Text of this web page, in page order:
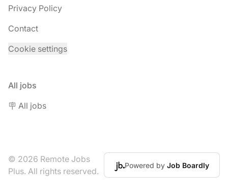
Privacy Policy
Contact
Cookie settings
All jobs
🪧 All jobs
© 2026 Remote Jobs
Plus. All rights reserved.
Powered by Job Boardly